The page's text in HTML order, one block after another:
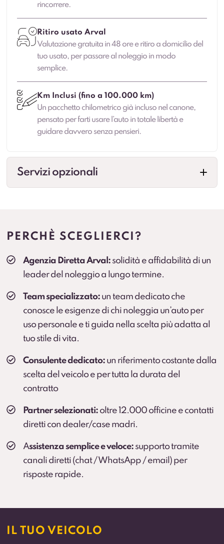
rincorrere.
Ritiro usato Arval
Valutazione gratuita in 48 ore e ritiro a domicilio del
tuo usato, per passare al noleggio in modo
semplice.
Km Inclusi (fino a 100.000 km)
Un pacchetto chilometrico già incluso nel canone,
pensato per farti usare l’auto in totale libertà e
guidare davvero senza pensieri.
Servizi opzionali
Cambio stagionale e, dove previsto, deposito
pneumatici per una gestione comoda durante
PERCHÈ SCEGLIERCI?
Agenzia Diretta Arval: solidità e affidabilità di un
leader del noleggio a lungo termine.
Team specializzato: un team dedicato che
conosce le esigenze di chi noleggia un’auto per
uso personale e ti guida nella scelta più adatta al
tuo stile di vita.
Consulente dedicato: un riferimento costante dalla
scelta del veicolo e per tutta la durata del
contratto
Partner selezionati: oltre 12.000 officine e contatti
diretti con dealer/case madri.
Assistenza semplice e veloce: supporto tramite
canali diretti (chat / WhatsApp / email) per
risposte rapide.
IL TUO VEICOLO